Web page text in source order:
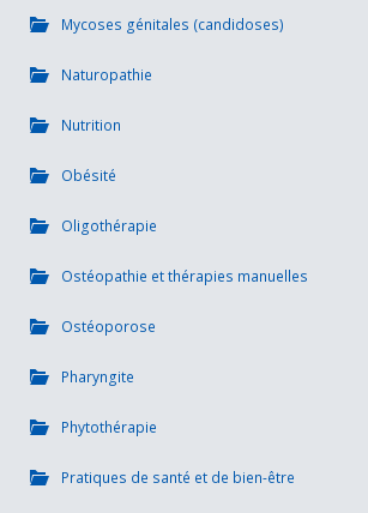
Mycoses génitales (candidoses)
Naturopathie
Nutrition
Obésité
Oligothérapie
Ostéopathie et thérapies manuelles
Ostéoporose
Pharyngite
Phytothérapie
Pratiques de santé et de bien-être